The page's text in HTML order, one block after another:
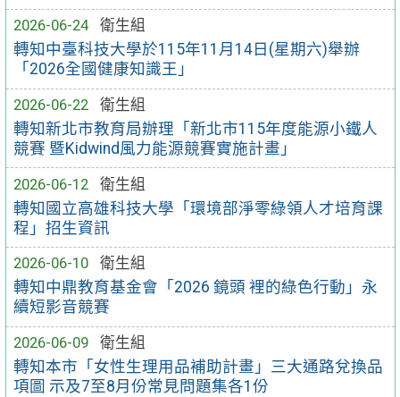
2026-06-24
衛生組
轉知中臺科技大學於115年11月14日(星期六)舉辦
「2026全國健康知識王」
2026-06-22
衛生組
轉知新北市教育局辦理「新北市115年度能源小鐵人
競賽 暨Kidwind風力能源競賽實施計畫」
2026-06-12
衛生組
轉知國立高雄科技大學「環境部淨零綠領人才培育課
程」招生資訊
2026-06-10
衛生組
轉知中鼎教育基金會「2026 鏡頭 裡的綠色行動」永
續短影音競賽
2026-06-09
衛生組
轉知本市「女性生理用品補助計畫」三大通路兌換品
項圖 示及7至8月份常見問題集各1份